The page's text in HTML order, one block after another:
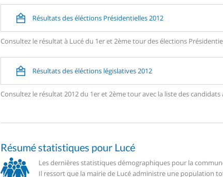
Résultats des éléctions Présidentielles 2012
Consultez le résultat à Lucé du 1er et 2ème tour des élections
Résultats des éléctions législatives 2012
Consultez le résultat 2012 du 1er et 2ème tour avec la liste des
Résumé statistiques pour Lucé
Les dernières statistiques démographiques pour la
Il ressort que la mairie de Lucé administre une population